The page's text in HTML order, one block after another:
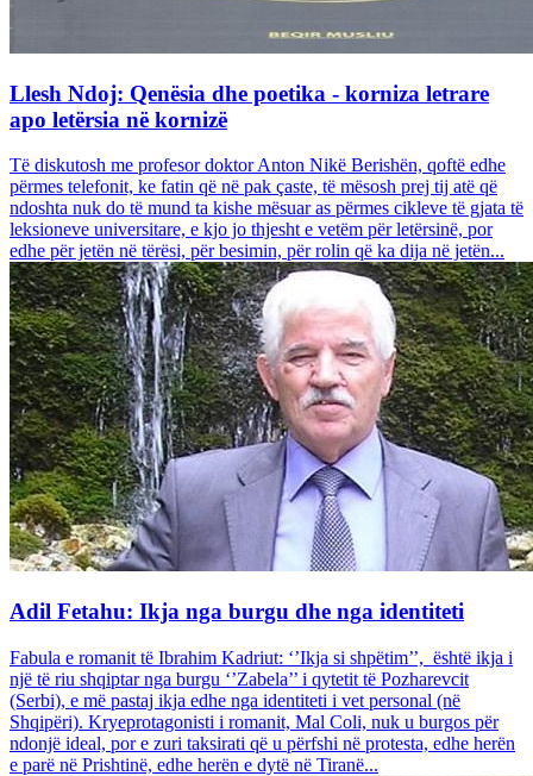
Llesh Ndoj: Qenësia dhe poetika - korniza letrare
apo letërsia në kornizë
Të diskutosh me profesor doktor Anton Nikë Berishën, qoftë edhe
përmes telefonit, ke fatin që në pak çaste, të mësosh prej tij atë që
ndoshta nuk do të mund ta kishe mësuar as përmes cikleve të gjata të
leksioneve universitare, e kjo jo thjesht e vetëm për letërsinë, por
edhe për jetën në tërësi, për besimin, për rolin që ka dija në jetën...
Adil Fetahu: Ikja nga burgu dhe nga identiteti
Fabula e romanit të Ibrahim Kadriut: ‘’Ikja si shpëtim’’, është ikja i
një të riu shqiptar nga burgu ‘’Zabela’’ i qytetit të Pozharevcit
(Serbi), e më pastaj ikja edhe nga identiteti i vet personal (në
Shqipëri). Kryeprotagonisti i romanit, Mal Coli, nuk u burgos për
ndonjë ideal, por e zuri taksirati që u përfshi në protesta, edhe herën
e parë në Prishtinë, edhe herën e dytë në Tiranë...